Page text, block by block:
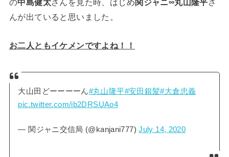
の中島健太さんを見た時、はじめ関ジャニ∞丸山隆平さ
んが出ていると思いました。
お二人ともイケメンですよね！！
大山田どーーーーん#丸山隆平#安田銀髪#大倉忠義
pic.twitter.com/ib2DRSUAo4
— 関ジャニ交信局 (@kanjani777)July 14, 2020